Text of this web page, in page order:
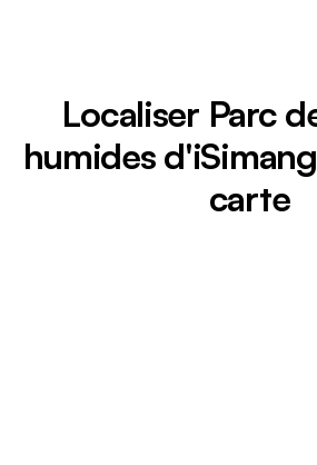
Localiser Parc
humides
carte